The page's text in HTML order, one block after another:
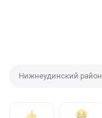
Нижнеудинский район